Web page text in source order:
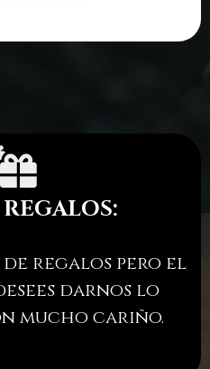
de regalos pero el
darnos lo
mucho cariño.